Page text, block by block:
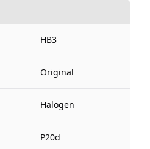
HB3
Original
Halogen
P20d